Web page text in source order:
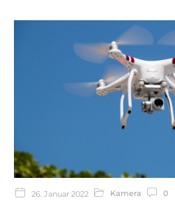
26. Januar 2022 Kamera 0